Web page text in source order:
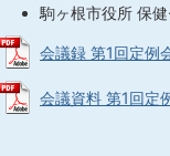
駒ヶ根市役所 保
会議録 第1回定例
会議資料 第1回定